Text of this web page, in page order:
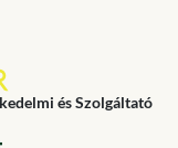
és Szolgáltató